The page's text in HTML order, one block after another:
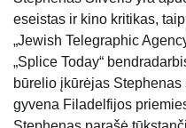
eseistas ir kino kritikas,
„Jewish Telegraphic
„Splice Today“
būrelio įkūrėjas
gyvena Filadelfijos